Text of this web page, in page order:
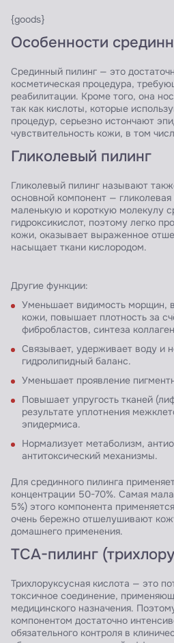
{goods}
Особенности
Срединный пилинг — это
косметическая процедура,
реабилитации. Кроме того, она
так как кислоты, которые
процедур, серьезно истончают
чувствительность кожи, в том
Гликолевый пилинг
Гликолевый пилинг называют
основной компонент —
маленькую и короткую молекулу
гидроксикислот, поэтому легко
кожи, оказывает выраженное
насыщает ткани кислородом.
Другие функции:
Уменьшает видимость морщин,
кожи, повышает плотность за
фибробластов, синтеза
Связывает, удерживает воду и
гидролипидный баланс.
Уменьшает проявление
Повышает упругость тканей
результате уплотнения
эпидермиса.
Нормализует метаболизм,
антитоксический механизмы.
Для срединного пилинга
концентрации 50-70%. Самая
5%) этого компонента применяется
очень бережно отшелушивают
домашнего применения.
ТСА-пилинг
Трихлоруксусная кислота — это
токсичное соединение,
медицинского назначения.
компонентом достаточно
обязательного контроля в